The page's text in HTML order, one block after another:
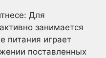
Для
занимается
питания играет
поставленных